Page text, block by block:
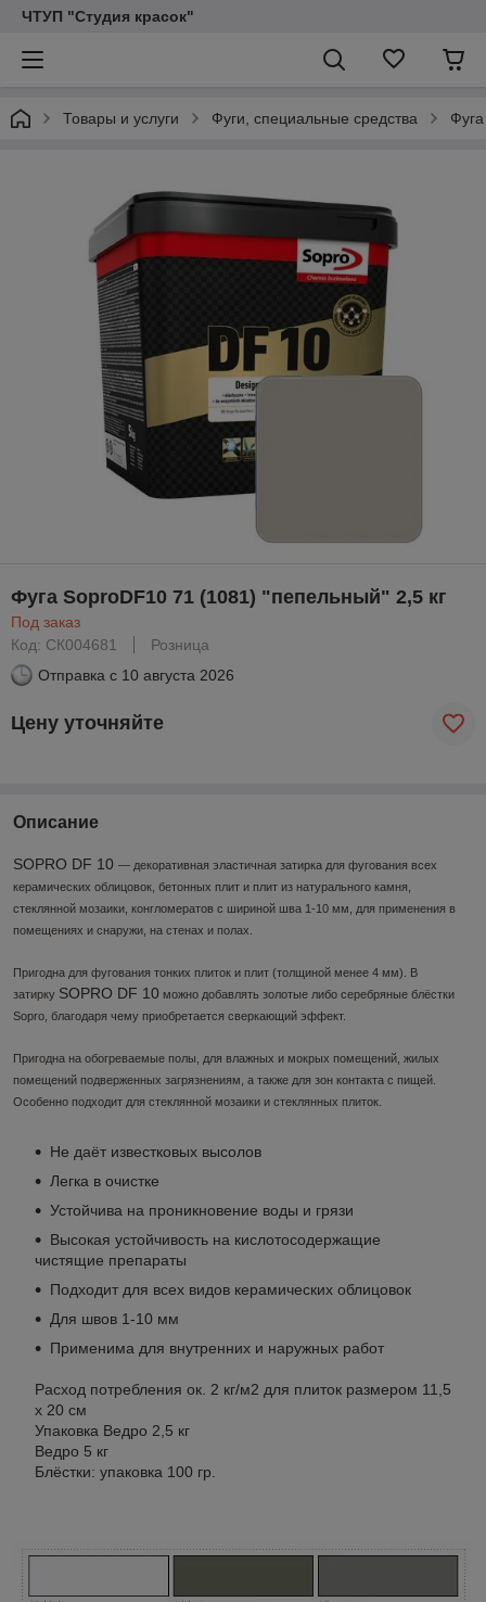
ЧТУП "Студия красок"
Товары и услуги Фуги, специальные средства
Фуга SoproDF10 71 (1081) "пепельный" 2,5 кг
Под заказ
Код: СК004681
Розница
Отправка с 10 августа 2026
Цену уточняйте
Описание
SOPRO DF 10 — декоративная эластичная затирка для фугования всех
керамических облицовок, бетонных плит и плит из натурального камня,
стеклянной мозаики, конгломератов с шириной шва 1-10 мм, для применения в
помещениях и снаружи, на стенах и полах.
Пригодна для фугования тонких плиток и плит (толщиной менее 4 мм). В
затирку SOPRO DF 10 можно добавлять золотые либо серебряные блёстки
Sopro, благодаря чему приобретается сверкающий эффект.
Пригодна на обогреваемые полы, для влажных и мокрых помещений, жилых
помещений подверженных загрязнениям, а также для зон контакта с пищей.
Особенно подходит для стеклянной мозаики и стеклянных плиток.
Не даёт известковых высолов
Легка в очистке
Устойчива на проникновение воды и грязи
Высокая устойчивость на кислотосодержащие
чистящие препараты
Подходит для всех видов керамических облицовок
Для швов 1-10 мм
Применима для внутренних и наружных работ
Расход потребления ок. 2 кг/м2 для плиток размером 11,5
х 20 см
Упаковка Ведро 2,5 кг
Ведро 5 кг
Блёстки: упаковка 100 гр.